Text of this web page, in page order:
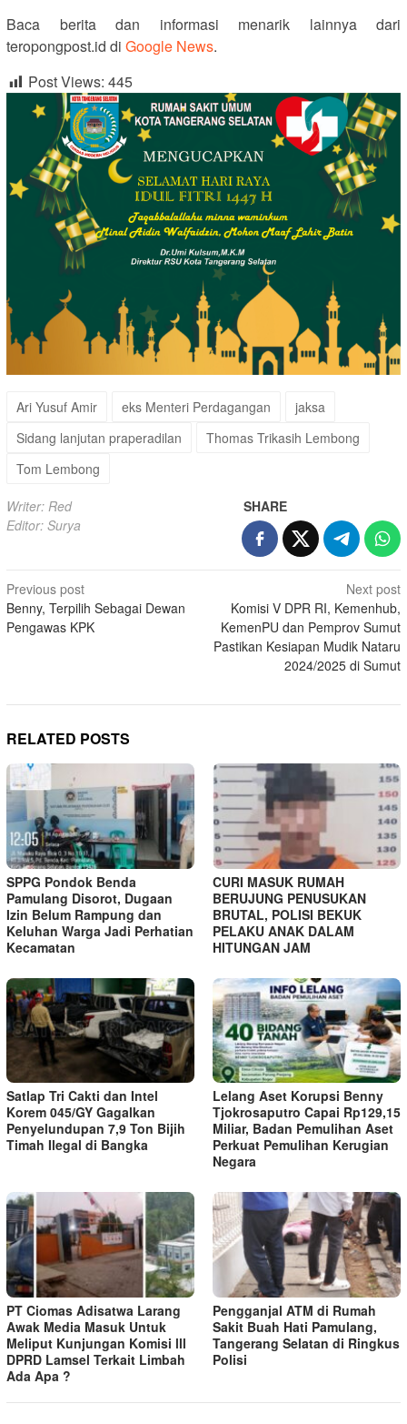
Baca berita dan informasi menarik lainnya dari
teropongpost.id di Google News.
Post Views: 445
Ari Yusuf Amir eks Menteri Perdagangan
jaksa
Sidang lanjutan praperadilan
Thomas Trikasih Lembong
Tom Lembong
Writer: Red
Editor: Surya
SHARE
Post
navigation
Previous post
Benny, Terpilih Sebagai Dewan
Pengawas KPK
Next post
Komisi V DPR RI, Kemenhub,
KemenPU dan Pemprov Sumut
Pastikan Kesiapan Mudik Nataru
2024/2025 di Sumut
RELATED POSTS
SPPG Pondok Benda
Pamulang Disorot, Dugaan
Izin Belum Rampung dan
Keluhan Warga Jadi Perhatian
Kecamatan
CURI MASUK RUMAH
BERUJUNG PENUSUKAN
BRUTAL, POLISI BEKUK
PELAKU ANAK DALAM
HITUNGAN JAM
Satlap Tri Cakti dan Intel
Korem 045/GY Gagalkan
Penyelundupan 7,9 Ton Bijih
Timah Ilegal di Bangka
Lelang Aset Korupsi Benny
Tjokrosaputro Capai Rp129,15
Miliar, Badan Pemulihan Aset
Perkuat Pemulihan Kerugian
Negara
PT Ciomas Adisatwa Larang
Awak Media Masuk Untuk
Meliput Kunjungan Komisi lll
DPRD Lamsel Terkait Limbah
Ada Apa ?
Pengganjal ATM di Rumah
Sakit Buah Hati Pamulang,
Tangerang Selatan di Ringkus
Polisi